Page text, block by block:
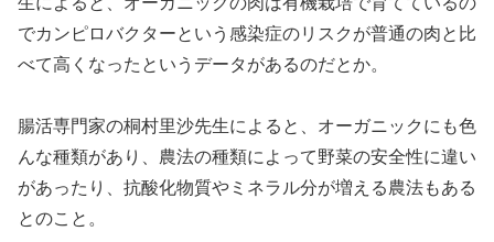
でカンピロバクターという感染症のリスクが普通の肉と比
べて高くなったというデータがあるのだとか。
腸活専門家の桐村里沙先生によると、オーガニックにも色
んな種類があり、農法の種類によって野菜の安全性に違い
があったり、抗酸化物質やミネラル分が増える農法もある
とのこと。